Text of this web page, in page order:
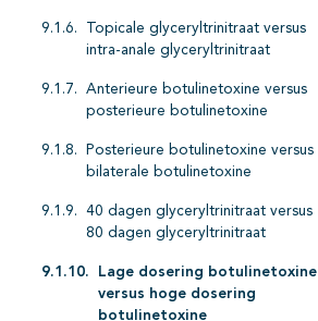
Topicale glyceryltrinitraat versus
intra-anale glyceryltrinitraat
Anterieure botulinetoxine versus
posterieure botulinetoxine
Posterieure botulinetoxine versus
bilaterale botulinetoxine
40 dagen glyceryltrinitraat versus
80 dagen glyceryltrinitraat
Lage dosering botulinetoxine
versus hoge dosering
botulinetoxine